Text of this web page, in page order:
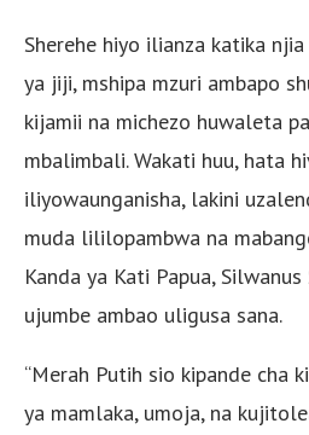
Sherehe hiyo ilianza katika
ya jiji, mshipa mzuri ambapo
kijamii na michezo huwaleta
mbalimbali. Wakati huu, hata
iliyowaunganisha, lakini
muda lililopambwa na
Kanda ya Kati Papua,
ujumbe ambao uligusa sana.
“Merah Putih sio kipande cha
ya mamlaka, umoja, na